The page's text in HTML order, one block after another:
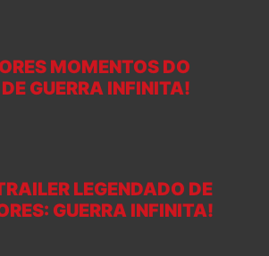
MOMENTOS DO
GUERRA INFINITA!
LEGENDADO DE
GUERRA INFINITA!